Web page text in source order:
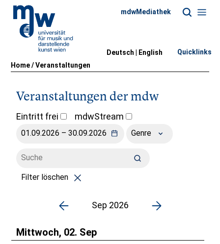
Home/Veranstaltungen
mdwMediathek
Deutsch | English Quicklinks
Veranstaltungen der mdw
Eintritt frei mdwStream
Genre
Filter löschen
Sep 2026
Mittwoch, 02. Sep